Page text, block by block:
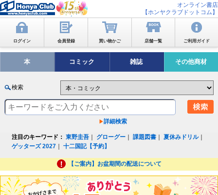
オンライン書店
【ホンヤクラブドットコム】
ログイン 会員登録 買い物かご 店舗一覧 ご利用ガイド
本 コミック 雑誌 その他商材
検索
詳細検索
注目のキーワード： 東野圭吾 グローグー ｜課題図書 ｜夏休みドリル｜
ゲッターズ 2027 ｜十二国記【予約】
【ご案内】お盆期間の配送について